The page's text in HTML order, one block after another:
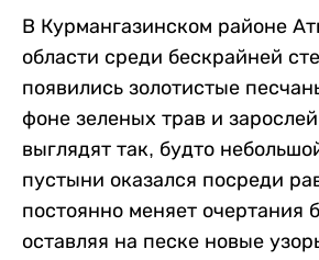
В Курмангазинском районе
области среди бескрайней
появились золотистые
фоне зеленых трав и
выглядят так, будто
пустыни оказался посреди
постоянно меняет очертания
оставляя на песке новые